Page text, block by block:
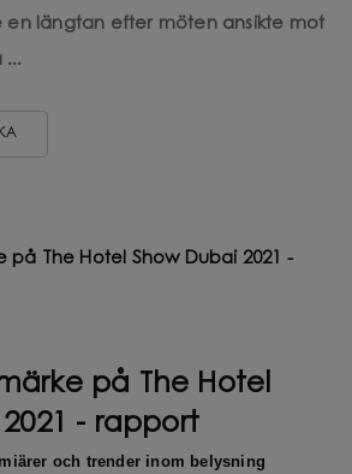
en längtan efter möten ansikte mot
...
på The Hotel
- rapport
och trender inom belysning